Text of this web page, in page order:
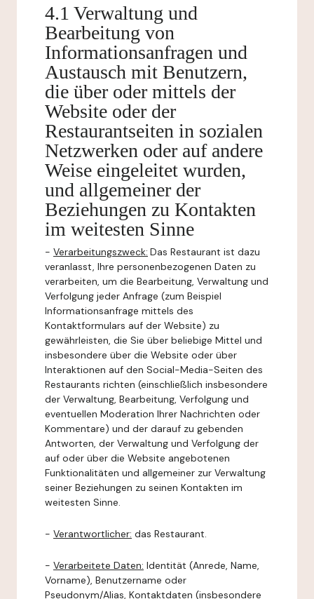
4.1 Verwaltung und
Bearbeitung von
Informationsanfragen und
Austausch mit Benutzern,
die über oder mittels der
Website oder der
Restaurantseiten in sozialen
Netzwerken oder auf andere
Weise eingeleitet wurden,
und allgemeiner der
Beziehungen zu Kontakten
im weitesten Sinne
- Verarbeitungszweck: Das Restaurant ist dazu
veranlasst, Ihre personenbezogenen Daten zu
verarbeiten, um die Bearbeitung, Verwaltung und
Verfolgung jeder Anfrage (zum Beispiel
Informationsanfrage mittels des
Kontaktformulars auf der Website) zu
gewährleisten, die Sie über beliebige Mittel und
insbesondere über die Website oder über
Interaktionen auf den Social-Media-Seiten des
Restaurants richten (einschließlich insbesondere
der Verwaltung, Bearbeitung, Verfolgung und
eventuellen Moderation Ihrer Nachrichten oder
Kommentare) und der darauf zu gebenden
Antworten, der Verwaltung und Verfolgung der
auf oder über die Website angebotenen
Funktionalitäten und allgemeiner zur Verwaltung
seiner Beziehungen zu seinen Kontakten im
weitesten Sinne.
- Verantwortlicher: das Restaurant.
- Verarbeitete Daten: Identität (Anrede, Name,
Vorname), Benutzername oder
Pseudonym/Alias, Kontaktdaten (insbesondere